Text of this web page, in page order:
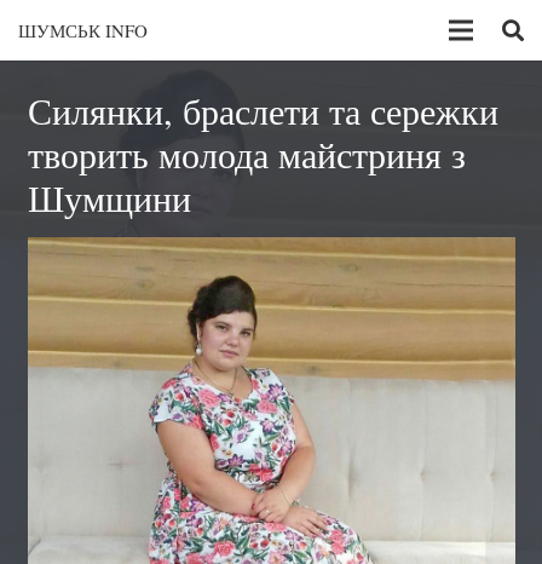
ШУМСЬК INFO
Силянки, браслети та сережки
творить молода майстриня з
Шумщини